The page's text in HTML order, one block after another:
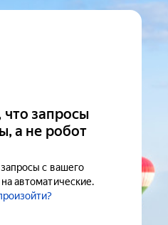
запросы
а не робот
с вашего
автоматические.